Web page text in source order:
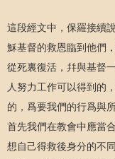
這段經文中，保羅接續
穌基督的救恩臨到他們
從死裏復活，幷與基督
人努力工作可以得到的
的，爲要我們的行爲與
首先我們在教會中應當
想自己得救後身分的不